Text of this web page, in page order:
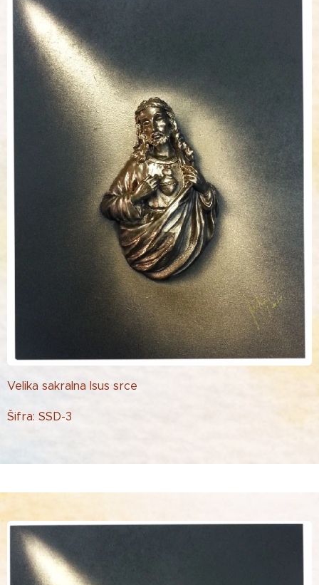
Velika sakralna Isus srce
Šifra: SSD-3